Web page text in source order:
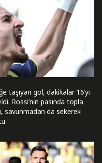
taşıyan gol, dakikalar 16’yı
Rossi’nin pasında topla
savunmadan da sekerek